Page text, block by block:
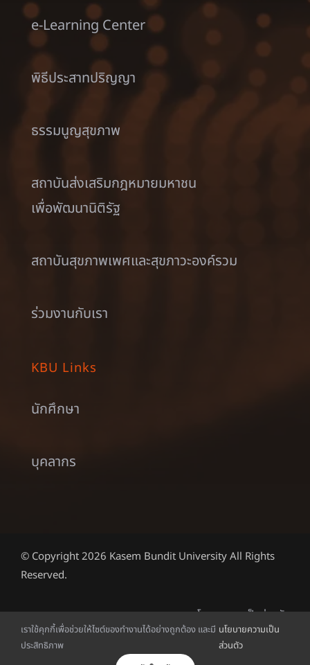
e-Learning Center
พิธีประสาทปริญญา
ธรรมนูญสุขภาพ
สถาบันส่งเสริมกฎหมายมหาชน
เพื่อพัฒนานิติรัฐ
สถาบันสุขภาพเพศและสุขภาวะองค์รวม
ร่วมงานกับเรา
KBU Links
นักศึกษา
บุคลากร
© Copyright 2026 Kasem Bundit University All Rights
Reserved.
นโยบายความเป็นส่วนตัว
เราใช้คุกกี้เพื่อช่วยให้ไซต์ของทำงานได้อย่างถูกต้อง และมี
ประสิทธิภาพ
นโยบายความเป็น
ส่วนตัว
ไทย